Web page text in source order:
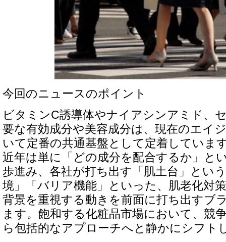
今回のニュースのポイント
ビタミンC誘導体やナイアシンアミド、
要な有効成分や美容成分は、現在のエイ
いて定番の共通基盤として定着していま
近年は単に「どの成分を配合するか」と
歩進み、各社が打ち出す「肌土台」とい
境」「バリア機能」といった、肌老化対
背景を重視する動きを前面に打ち出すブ
ます。飽和する化粧品市場において、競
ら包括的なアプローチへと静かにシフト